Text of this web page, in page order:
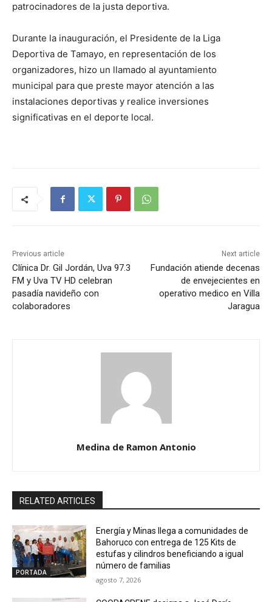
patrocinadores de la justa deportiva.
Durante la inauguración, el Presidente de la Liga
Deportiva de Tamayo, en representación de los
organizadores, hizo un llamado al ayuntamiento
municipal para que preste mayor atención a las
instalaciones deportivas y realice inversiones
significativas en el deporte local.
Previous article
Clínica Dr. Gil Jordán, Uva 97.3
FM y Uva TV HD celebran
pasadía navideño con
colaboradores
Next article
Fundación atiende decenas
de envejecientes en
operativo medico en Villa
Jaragua
Medina de Ramon Antonio
RELATED ARTICLES
PORTADA
Energía y Minas llega a comunidades de
Bahoruco con entrega de 125 Kits de
estufas y cilindros beneficiando a igual
número de familias
agosto 7, 2026